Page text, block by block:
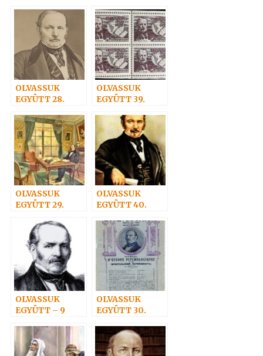
OLVASSUK
EGYÜTT 28.
OLVASSUK
EGYÜTT 39.
OLVASSUK
EGYÜTT 29.
OLVASSUK
EGYÜTT 40.
OLVASSUK
EGYÜTT – 9
OLVASSUK
EGYÜTT 30.